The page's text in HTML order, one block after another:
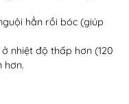
hẳn rồi bóc (giúp
nhiệt độ thấp hơn (120
hơn.